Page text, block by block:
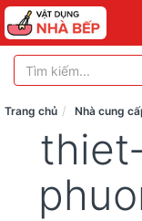
Trang chủ Nhà cung